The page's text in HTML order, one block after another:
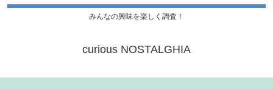
みんなの興味を楽しく調査！
curious NOSTALGHIA